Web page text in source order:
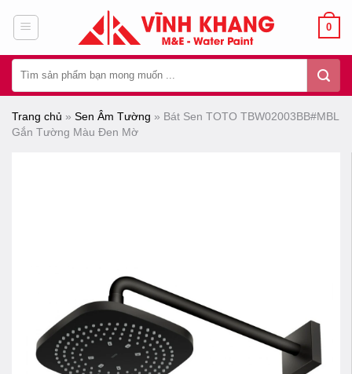
dung
0
kiếm:
Trang chủ » Sen Âm Tường » Bát Sen TOTO TBW02003BB#MBL
Gắn Tường Màu Đen Mờ